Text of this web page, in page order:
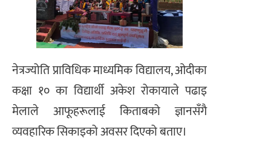
नेत्रज्योति प्राविधिक माध्यमिक विद्यालय, ओदीका
कक्षा १० का विद्यार्थी अकेश रोकायाले पढाइ
मेलाले आफूहरूलाई किताबको ज्ञानसँगै
व्यवहारिक सिकाइको अवसर दिएको बताए।